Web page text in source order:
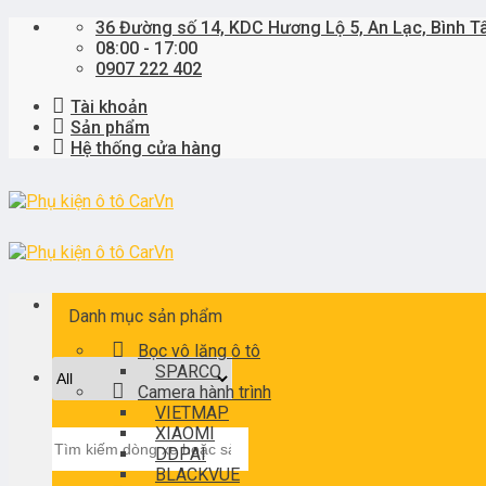
Skip
36 Đường số 14, KDC Hương Lộ 5, An Lạc, Bình
08:00 - 17:00
0907 222 402
Tài khoản
Sản phẩm
Hệ thống cửa hàng
kiếm:
Danh mục sản phẩm
Bọc vô lăng ô tô
SPARCO
Camera hành trình
VIETMAP
XIAOMI
DDPAI
BLACKVUE